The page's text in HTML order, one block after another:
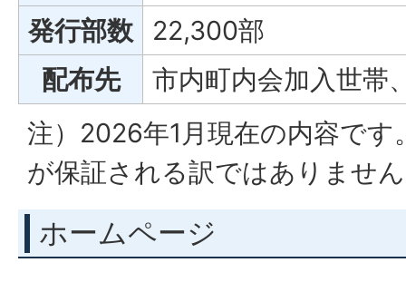
発行部数
22,300部
配布先
市内町内会加入世帯
注）2026年1月現在の内容です
が保証される訳ではありませ
ホームページ